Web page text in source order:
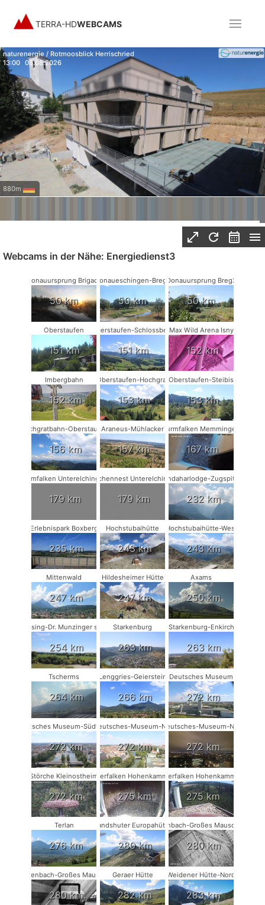
TERRA-HDWEBCAMS
naturenergie / Rotmoosblick Herrischried
13:00 08.08.2026
880m
Webcams in der Nähe: Energiedienst3
Donauursprung Brigach
50 km
Donaueschingen-Breg2
50 km
Donauursprung Breg2
50 km
Oberstaufen
151 km
Oberstaufen-Schlossberg
151 km
Max Wild Arena Isny
152 km
Imbergbahn
152 km
Oberstaufen-Hochgrat
153 km
Oberstaufen-Steibis
153 km
Hochgratbahn-Oberstaufen
156 km
Araneus-Mühlacker
157 km
Turmfalken Memmingen
167 km
Turmfalken Unterelchingen
179 km
Storchennest Unterelchingen
179 km
Kandaharlodge-Zugspitze
232 km
Erlebnispark Boxberg
235 km
Hochstubaihütte
243 km
Hochstubaihütte-West
243 km
Mittenwald
247 km
Hildesheimer Hütte
247 km
Axams
250 km
Münsing-Dr. Munzinger sport
254 km
Starkenburg
263 km
Starkenburg-Enkirch
263 km
Tscherms
264 km
Lenggries-Geierstein
266 km
Deutsches Museum
272 km
Deutsches Museum-Südwest
272 km
Deutsches-Museum-NO
272 km
Deutsches-Museum-NW
272 km
Störche Kleinostheim
272 km
Wanderfalken Hohenkammer #1
275 km
Wanderfalken Hohenkammer #2
275 km
Terlan
276 km
Landshuter Europahütte
280 km
Rodenbach-Großes Mausohr #2
280 km
Rodenbach-Großes Mausohr
280 km
Geraer Hütte
282 km
Weidener Hütte-Nord
283 km